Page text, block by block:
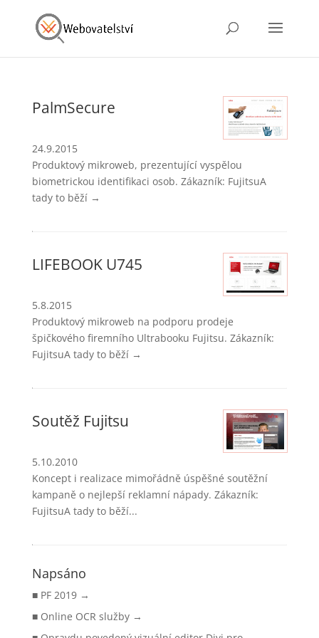
PalmSecure
24.9.2015
Produktový mikroweb, prezentující vyspělou
biometrickou identifikaci osob. Zákazník: FujitsuA
tady to běží →
LIFEBOOK U745
5.8.2015
Produktový mikroweb na podporu prodeje
špičkového firemního Ultrabooku Fujitsu. Zákazník:
FujitsuA tady to běží →
Soutěž Fujitsu
5.10.2010
Koncept i realizace mimořádně úspěšné soutěžní
kampaně o nejlepší reklamní nápady. Zákazník:
FujitsuA tady to běží...
Napsáno
PF 2019
Online OCR služby